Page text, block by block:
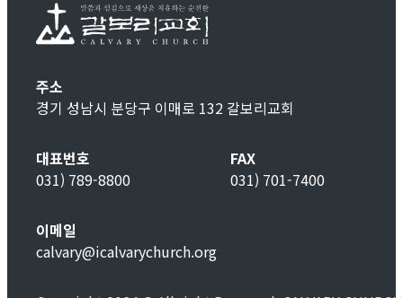
주소
경기 성남시 분당구 이매로 132 갈보리교회
대표번호
031) 789-8800
FAX
031) 701-7400
이메일
calvary@icalvarychurch.org